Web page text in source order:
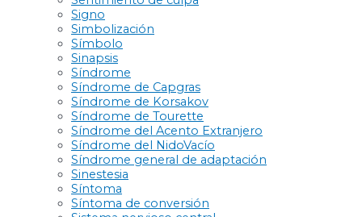
Signo
Simbolización
Símbolo
Sinapsis
Síndrome
Síndrome de Capgras
Síndrome de Korsakov
Síndrome de Tourette
Síndrome del Acento Extranjero
Síndrome del NidoVacío
Síndrome general de adaptación
Sinestesia
Síntoma
Síntoma de conversión